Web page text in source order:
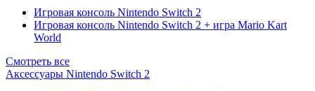
Игровая консоль Nintendo Switch 2
Игровая консоль Nintendo Switch 2 + игра Mario Kart
World
Смотреть все
Аксессуары Nintendo Switch 2